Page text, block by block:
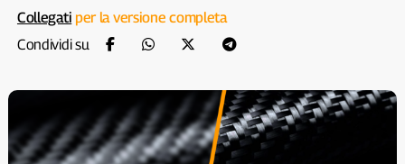
Collegati per la versione completa
Condividi su